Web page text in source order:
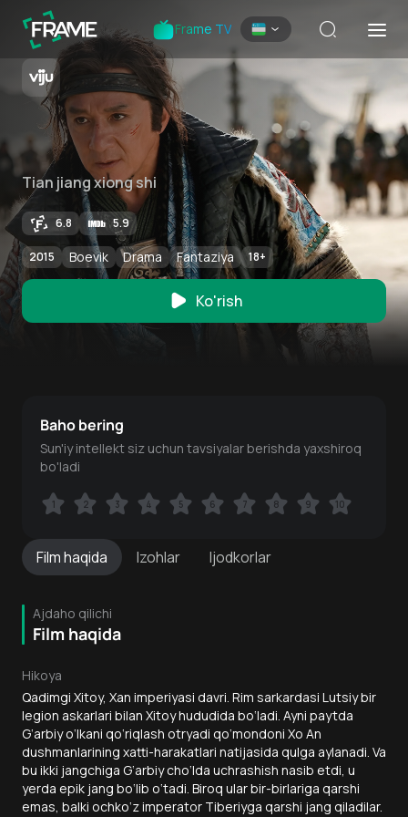
Frame TV
Tian jiang xiong shi
6.8 5.9
2015 Boevik Drama Fantaziya 18+
Ko'rish
Filmhaqida Izohlar Ijodkorlar
Ajdaho qilichi
Film haqida
Hikoya
Qadimgi Xitoy, Xan imperiyasi davri. Rim sarkardasi Lutsiy bir
legion askarlari bilan Xitoy hududida bo‘ladi. Ayni paytda
G‘arbiy o‘lkani qo‘riqlash otryadi qo‘mondoni Xo An
dushmanlarining xatti-harakatlari natijasida qulga aylanadi. Va
bu ikki jangchiga G‘arbiy cho‘lda uchrashish nasib etdi, u
yerda epik jang bo‘lib o‘tadi. Biroq ular bir-birlariga qarshi
emas, balki ochko‘z imperator Tiberiyga qarshi jang qiladilar.
Baho bering
Sun'iy intellekt siz uchun tavsiyalar berishda yaxshiroq
bo'ladi
1 2 3 4 5 6 7 8 9 10
1 2 3 4 5 6 7 8 9 10